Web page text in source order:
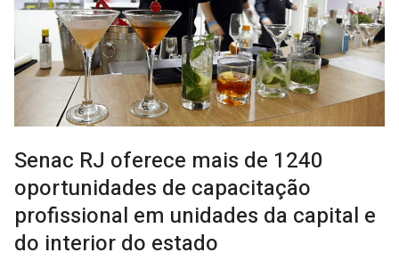
Senac RJ oferece mais de 1240
oportunidades de capacitação
profissional em unidades da capital e
do interior do estado